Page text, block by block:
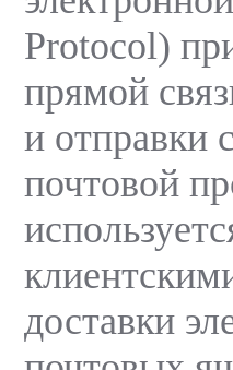
Protocol)
прямой
и отправки
почтовой
доставки